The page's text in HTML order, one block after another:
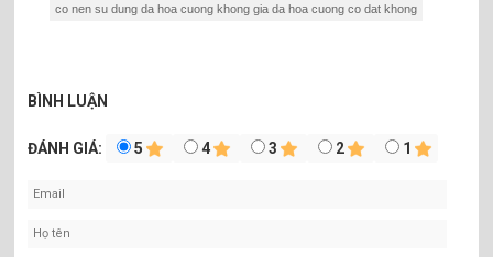
co nen su dung da hoa cuong khong gia da hoa cuong co dat khong
BÌNH LUẬN
ĐÁNH GIÁ: 5 4 3 2 1